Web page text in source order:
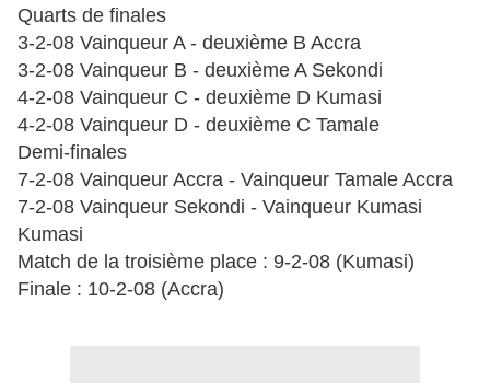
Quarts de finales
3-2-08 Vainqueur A - deuxième B Accra
3-2-08 Vainqueur B - deuxième A Sekondi
4-2-08 Vainqueur C - deuxième D Kumasi
4-2-08 Vainqueur D - deuxième C Tamale
Demi-finales
7-2-08 Vainqueur Accra - Vainqueur Tamale Accra
7-2-08 Vainqueur Sekondi - Vainqueur Kumasi
Kumasi
Match de la troisième place : 9-2-08 (Kumasi)
Finale : 10-2-08 (Accra)